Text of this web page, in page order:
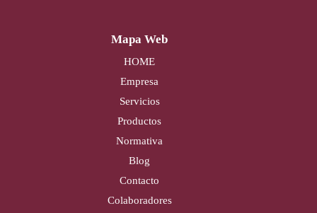
Mapa Web
HOME
Empresa
Servicios
Productos
Normativa
Blog
Contacto
Colaboradores